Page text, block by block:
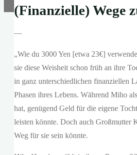
(Finanzielle) Wege
—
„Wie du 3000 Yen [etwa 23€]
sie diese Weisheit schon früh an ihre
in ganz unterschiedlichen finanziellen
Phasen ihres Lebens. Während Miho
hat, genügend Geld für die eigene
leisten könnte. Doch auch Großmutter
Weg für sie sein könnte.